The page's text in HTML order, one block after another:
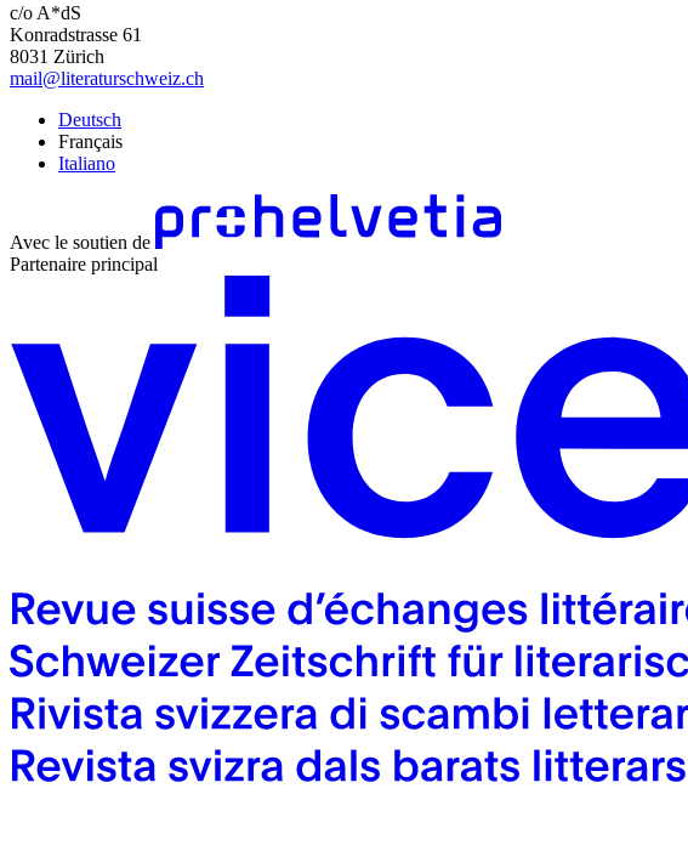
c/o A*dS
Konradstrasse 61
8031 Zürich
mail@literaturschweiz.ch
Deutsch
Français
Italiano
Avec le soutien de
Partenaire principal